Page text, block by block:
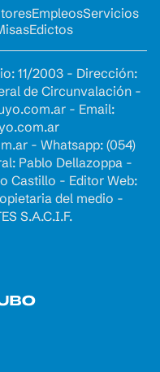
EmpleosServicios
Edictos
11/2003 - Dirección:
de Circunvalación -
- Email:
- Whatsapp: (054)
Pablo Dellazoppa -
Castillo - Editor Web:
del medio -
S.A.C.I.F.